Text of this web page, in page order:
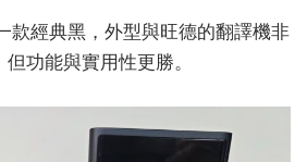
款經典黑，外型與旺德的翻譯機非
功能與實用性更勝。